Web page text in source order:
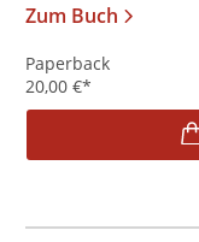
Zum Buch
Paperback
20,00 €*